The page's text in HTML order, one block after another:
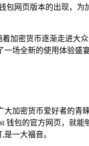
网页版本的出现，为
加密货币逐渐走进大
场全新的使用体验盛
加密货币爱好者的青
钱包的官方网页，就
一大福音。